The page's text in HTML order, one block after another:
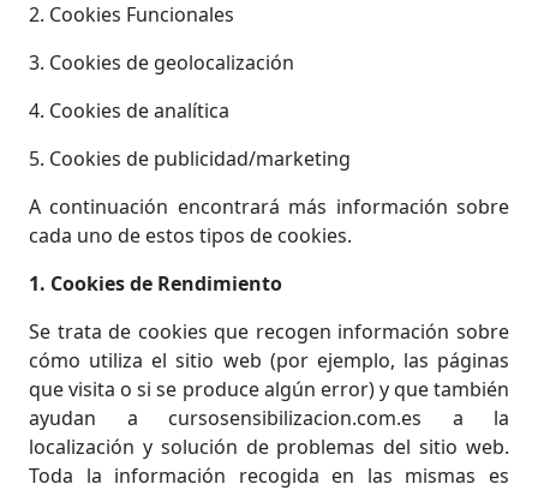
2. Cookies Funcionales
3. Cookies de geolocalización
4. Cookies de analítica
5. Cookies de publicidad/marketing
A continuación encontrará más información sobre
cada uno de estos tipos de cookies.
1. Cookies de Rendimiento
Se trata de cookies que recogen información sobre
cómo utiliza el sitio web (por ejemplo, las páginas
que visita o si se produce algún error) y que también
ayudan a cursosensibilizacion.com.es a la
localización y solución de problemas del sitio web.
Toda la información recogida en las mismas es